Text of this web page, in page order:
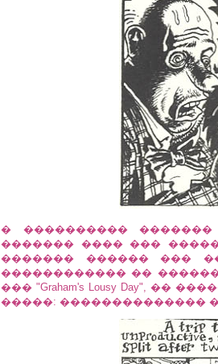
� ����������
������� ���� ���
������� ������ ���
������������ ��
��� "Graham's Lousy Day",
�����: ��������������